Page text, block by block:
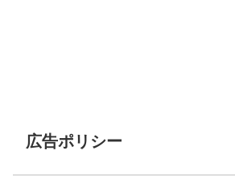
広告ポリシー